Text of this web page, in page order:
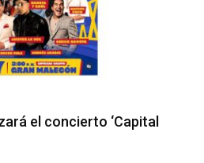
el concierto ‘Capital